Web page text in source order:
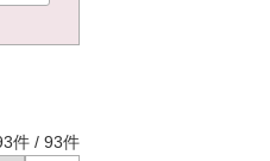
件 / 93件